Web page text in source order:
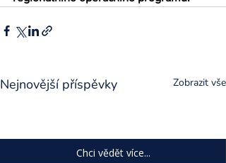
Nejnovější příspěvky Zobrazit vše
Chci vědět více...